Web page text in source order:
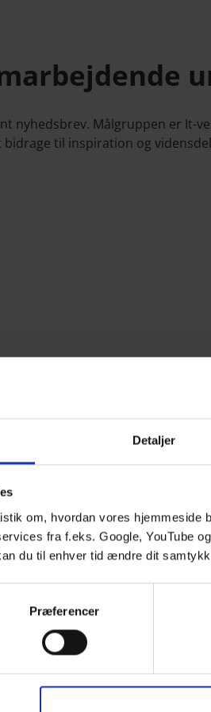
Detaljer
om, hvordan vores
fra f.eks. Google, YouTube
du til enhver tid ændre dit
Præferencer
nyhedsbrev. Målgruppen er It-
til inspiration og